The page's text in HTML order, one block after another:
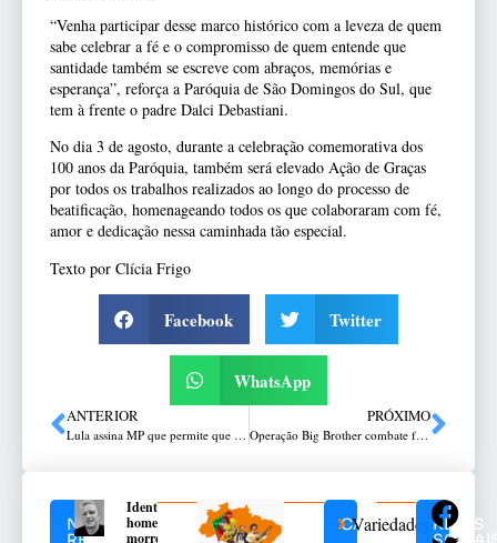
“Venha participar desse marco histórico com a leveza de quem
sabe celebrar a fé e o compromisso de quem entende que
santidade também se escreve com abraços, memórias e
esperança”, reforça a Paróquia de São Domingos do Sul, que
tem à frente o padre Dalci Debastiani.
No dia 3 de agosto, durante a celebração comemorativa dos
100 anos da Paróquia, também será elevado Ação de Graças
por todos os trabalhos realizados ao longo do processo de
beatificação, homenageando todos os que colaboraram com fé,
amor e dedicação nessa caminhada tão especial.
Texto por Clícia Frigo
Facebook Twitter
WhatsApp
ANTERIOR
Lula assina MP que permite que consumidor escolha fornecedor de energia
PRÓXIMO
Operação Big Brother combate facção do tráfico em Guaporé
NOTÍCIAS
Identificado
homem que
morreu em
CATEGORIAS
Variedades REDES